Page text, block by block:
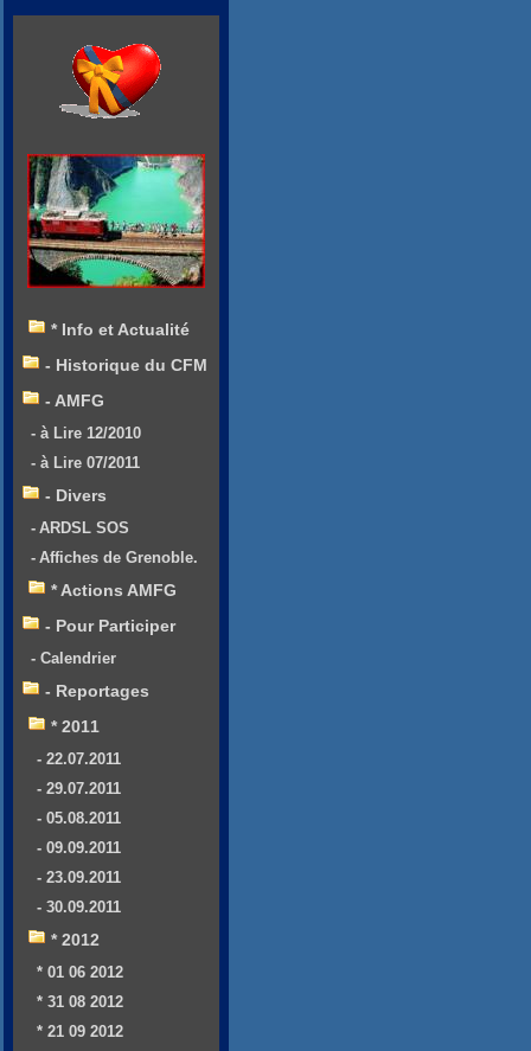
* Info et Actualité
- Historique du CFM
- AMFG
- à Lire 12/2010
- à Lire 07/2011
- Divers
- ARDSL SOS
- Affiches de Grenoble.
* Actions AMFG
- Pour Participer
- Calendrier
- Reportages
* 2011
- 22.07.2011
- 29.07.2011
- 05.08.2011
- 09.09.2011
- 23.09.2011
- 30.09.2011
* 2012
* 01 06 2012
* 31 08 2012
* 21 09 2012